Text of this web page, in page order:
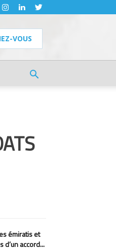
VOUS
émiratis et
d’un accord...